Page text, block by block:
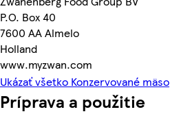
P.O. Box 40
7600 AA Almelo
Holland
www.myzwan.com
Ukázať všetko Konzervované mäso
Príprava a použitie